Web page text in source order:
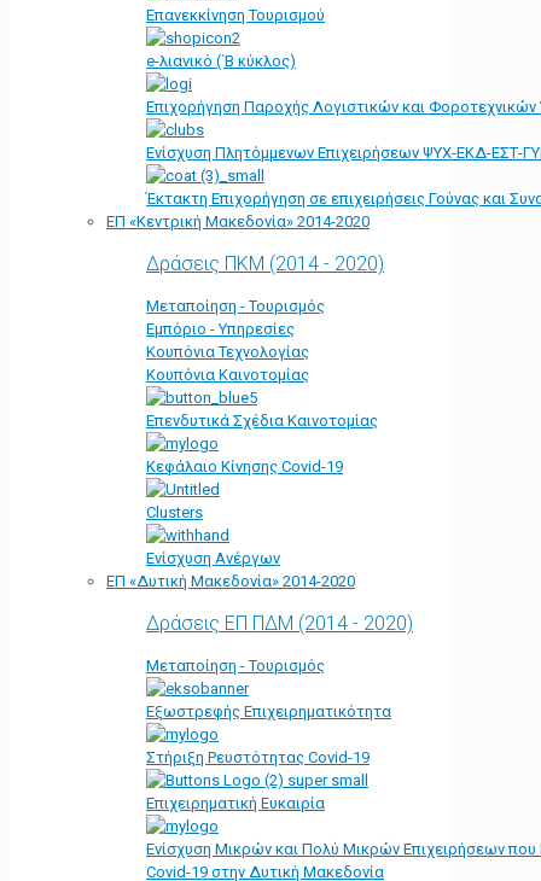
Επανεκκίνηση Τουρισμού
e-λιανικό (΄Β κύκλος)
Επιχορήγηση Παροχής Λογιστικών και
Ενίσχυση Πλητόμμενων Επιχειρήσεων ΨΥΧ-ΕΚΔ-ΕΣΤ-
Έκτακτη Επιχορήγηση σε επιχειρήσεις Γούνας και
ΕΠ «Kεντρική Μακεδονία» 2014-2020
Δράσεις ΠΚΜ (2014 - 2020)
Μεταποίηση - Τουρισμός
Εμπόριο - Υπηρεσίες
Κουπόνια Τεχνολογίας
Κουπόνια Καινοτομίας
Επενδυτικά Σχέδια Καινοτομίας
Κεφάλαιο Κίνησης Covid-19
Clusters
Ενίσχυση Ανέργων
ΕΠ «Δυτική Μακεδονία» 2014-2020
Δράσεις ΕΠ ΠΔΜ (2014 - 2020)
Μεταποίηση - Τουρισμός
Εξωστρεφής Επιχειρηματικότητα
Στήριξη Ρευστότητας Covid-19
Επιχειρηματική Ευκαιρία
Ενίσχυση Μικρών και Πολύ Μικρών Επιχειρήσεων
Covid-19 στην Δυτική Μακεδονία